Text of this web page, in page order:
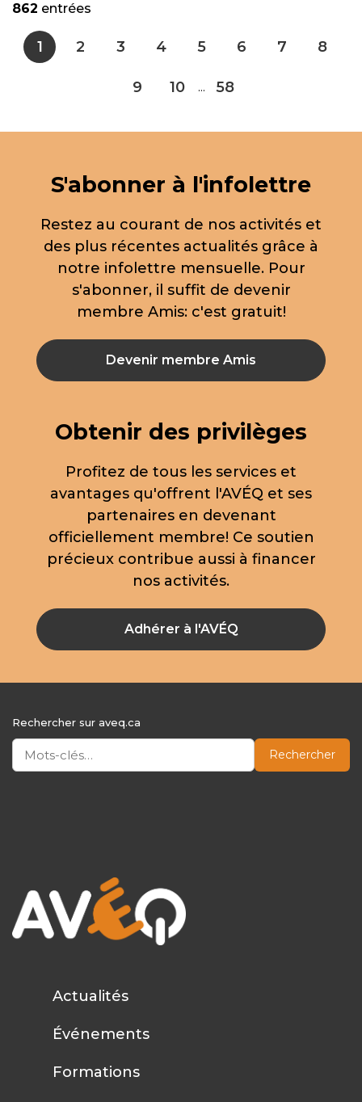
862 entrées
1 2 3 4 5 6 7 8
9 10 ... 58
S'abonner à l'infolettre
Restez au courant de nos activités et
des plus récentes actualités grâce à
notre infolettre mensuelle. Pour
s'abonner, il suffit de devenir
membre Amis: c'est gratuit!
Devenir membre Amis
Obtenir des privilèges
Profitez de tous les services et
avantages qu'offrent l'AVÉQ et ses
partenaires en devenant
officiellement membre! Ce soutien
précieux contribue aussi à financer
nos activités.
Adhérer à l'AVÉQ
Rechercher sur aveq.ca
Rechercher
Actualités
Événements
Formations